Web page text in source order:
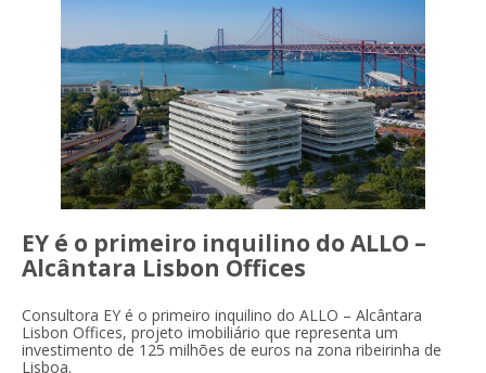
EY é o primeiro inquilino do ALLO –
Alcântara Lisbon Offices
Consultora EY é o primeiro inquilino do ALLO – Alcântara
Lisbon Offices, projeto imobiliário que representa um
investimento de 125 milhões de euros na zona ribeirinha de
Lisboa.